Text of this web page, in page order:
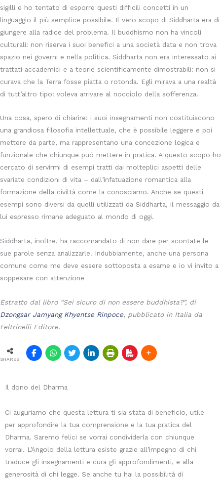
sigilli e ho tentato di esporre questi difficili concetti in un
linguaggio il più semplice possibile. Il vero scopo di Siddharta era di
giungere alla radice del problema. Il buddhismo non ha vincoli
culturali: non riserva i suoi benefici a una società data e non trova
spazio nei governi e nella politica. Siddharta non era interessato ai
trattati accademici e a teorie scientificamente dimostrabili: non si
curava che la Terra fosse piatta o rotonda. Egli mirava a una realtà
di tutt’altro tipo: voleva arrivare al nocciolo della sofferenza.
Una cosa, spero di chiarire: i suoi insegnamenti non costituiscono
una grandiosa filosofia intellettuale, che è possibile leggere e poi
mettere da parte, ma rappresentano una concezione logica e
funzionale che chiunque può mettere in pratica. A questo scopo ho
cercato di servirmi di esempi tratti dai molteplici aspetti delle
svariate condizioni di vita – dall’infatuazione romantica alla
formazione della civiltà come la conosciamo. Anche se questi
esempi sono diversi da quelli utilizzati da Siddharta, il messaggio da
lui espresso rimane adeguato al mondo di oggi.
Siddharta, inoltre, ha raccomandato di non dare per scontate le
sue parole senza analizzarle. Indubbiamente, anche una persona
comune come me deve essere sottoposta a esame e io vi invito a
soppesare con attenzione
Estratto dal libro “Sei sicuro di non essere buddhista?”, di
Dzongsar Jamyang Khyentse Rinpoce, pubblicato in Italia da
Feltrinelli Editore.
SHARES
Il dono del Dharma
Ci auguriamo che questa lettura ti sia stata di beneficio, utile
per approfondire la tua comprensione e la tua pratica del
Dharma. Saremo felici se vorrai condividerla con chiunque
vorrai. L’Angolo della lettura esiste grazie all’impegno di chi
traduce gli insegnamenti e cura gli approfondimenti, e alla
generosità di chi legge. Se anche tu hai la possibilità di